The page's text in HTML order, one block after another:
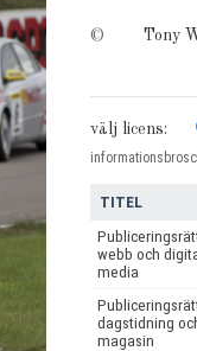
© Tony
välj licens:
TITEL
webb och
media
dagstidning
magasin